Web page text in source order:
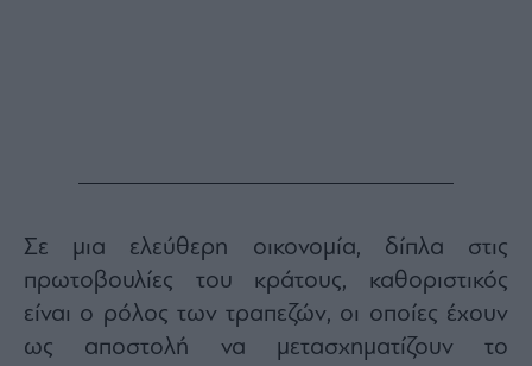
Σε μια ελεύθερη οικονομία, δίπλα στις
πρωτοβουλίες του κράτους, καθοριστικός
είναι ο ρόλος των τραπεζών, οι οποίες έχουν
ως αποστολή να μετασχηματίζουν το